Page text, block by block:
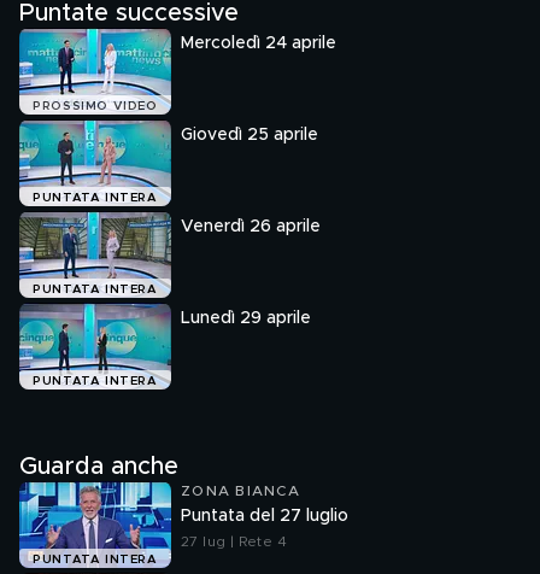
Puntate successive
PROSSIMO VIDEO
Mercoledì 24 aprile
PUNTATA INTERA
Giovedì 25 aprile
PUNTATA INTERA
Venerdì 26 aprile
PUNTATA INTERA
Lunedì 29 aprile
Guarda anche
PUNTATA INTERA
ZONA BIANCA
Puntata del 27 luglio
27 lug | Rete 4